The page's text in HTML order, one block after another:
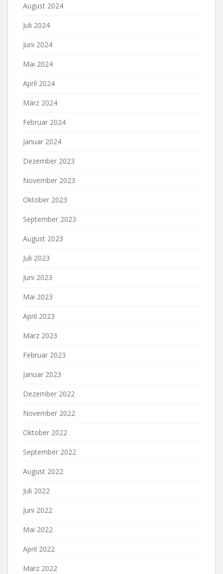
August 2024
Juli 2024
Juni 2024
Mai 2024
April 2024
März 2024
Februar 2024
Januar 2024
Dezember 2023
November 2023
Oktober 2023
September 2023
August 2023
Juli 2023
Juni 2023
Mai 2023
April 2023
März 2023
Februar 2023
Januar 2023
Dezember 2022
November 2022
Oktober 2022
September 2022
August 2022
Juli 2022
Juni 2022
Mai 2022
April 2022
März 2022